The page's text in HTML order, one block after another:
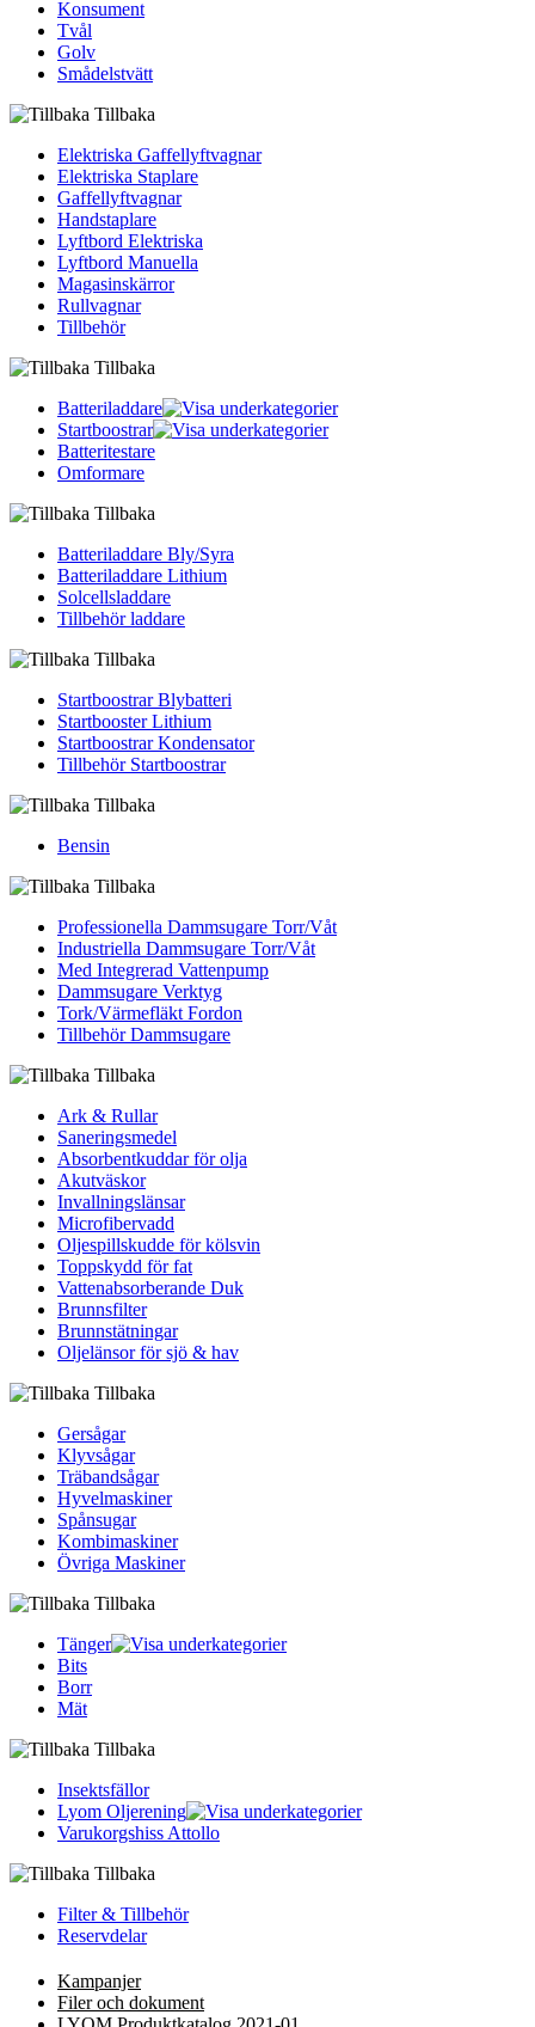
Konsument
Tvål
Golv
Smådelstvätt
Tillbaka
Elektriska Gaffellyftvagnar
Elektriska Staplare
Gaffellyftvagnar
Handstaplare
Lyftbord Elektriska
Lyftbord Manuella
Magasinskärror
Rullvagnar
Tillbehör
Tillbaka
Batteriladdare
Startboostrar
Batteritestare
Omformare
Tillbaka
Batteriladdare Bly/Syra
Batteriladdare Lithium
Solcellsladdare
Tillbehör laddare
Tillbaka
Startboostrar Blybatteri
Startbooster Lithium
Startboostrar Kondensator
Tillbehör Startboostrar
Tillbaka
Bensin
Tillbaka
Professionella Dammsugare Torr/Våt
Industriella Dammsugare Torr/Våt
Med Integrerad Vattenpump
Dammsugare Verktyg
Tork/Värmefläkt Fordon
Tillbehör Dammsugare
Tillbaka
Ark & Rullar
Saneringsmedel
Absorbentkuddar för olja
Akutväskor
Invallningslänsar
Microfibervadd
Oljespillskudde för kölsvin
Toppskydd för fat
Vattenabsorberande Duk
Brunnsfilter
Brunnstätningar
Oljelänsor för sjö & hav
Tillbaka
Gersågar
Klyvsågar
Träbandsågar
Hyvelmaskiner
Spånsugar
Kombimaskiner
Övriga Maskiner
Tillbaka
Tänger
Bits
Borr
Mät
Tillbaka
Insektsfällor
Lyom Oljerening
Varukorgshiss Attollo
Tillbaka
Filter & Tillbehör
Reservdelar
Kampanjer
Filer och dokument